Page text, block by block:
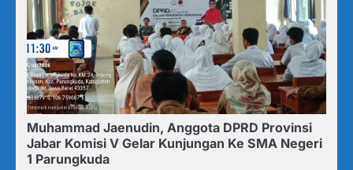
Muhammad Jaenudin, Anggota DPRD Provinsi
Jabar Komisi V Gelar Kunjungan Ke SMA Negeri
1 Parungkuda